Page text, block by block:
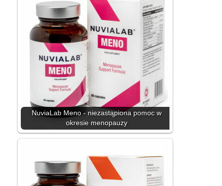
NuviaLab Meno - niezastąpiona pomoc w
okresie menopauzy